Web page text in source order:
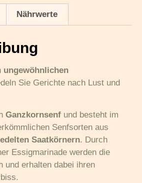
Nährwerte
ungewöhnlichen
Sie Gerichte nach Lust und
Ganzkornsenf und besteht im
Senfsorten aus
Saatkörnern. Durch
Essigmarinade werden die
und erhalten dabei ihren